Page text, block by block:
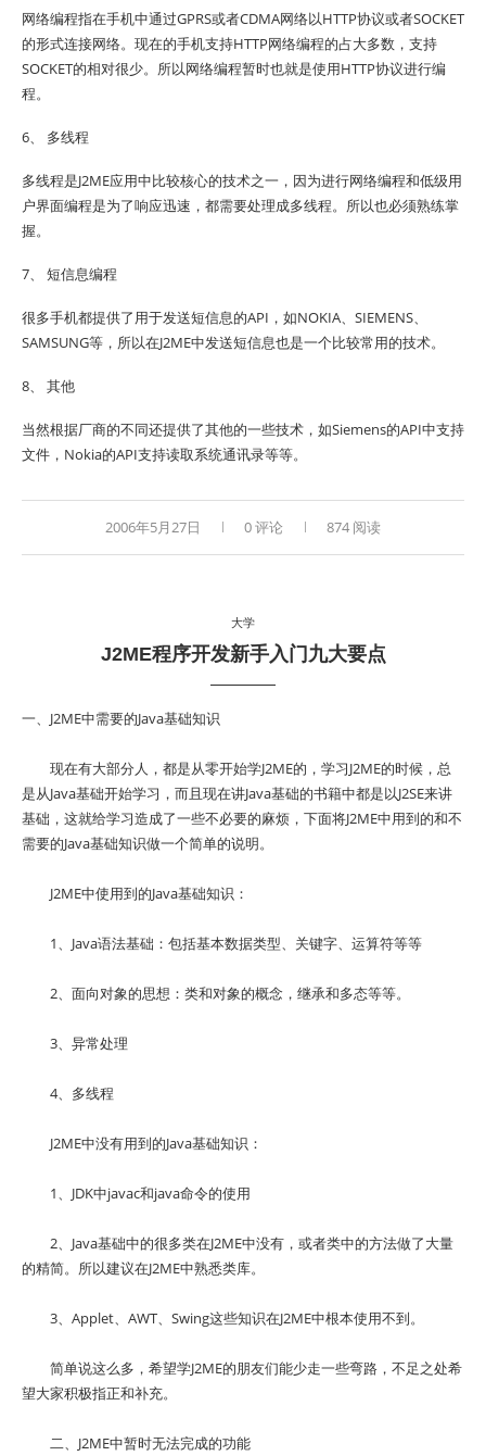
网络编程指在手机中通过GPRS或者CDMA网络以HTTP协议或者SOCKET
的形式连接网络。现在的手机支持HTTP网络编程的占大多数，支持
SOCKET的相对很少。所以网络编程暂时也就是使用HTTP协议进行编
程。
6、 多线程
多线程是J2ME应用中比较核心的技术之一，因为进行网络编程和低级用
户界面编程是为了响应迅速，都需要处理成多线程。所以也必须熟练掌
握。
7、 短信息编程
很多手机都提供了用于发送短信息的API，如NOKIA、SIEMENS、
SAMSUNG等，所以在J2ME中发送短信息也是一个比较常用的技术。
8、 其他
当然根据厂商的不同还提供了其他的一些技术，如Siemens的API中支持
文件，Nokia的API支持读取系统通讯录等等。
2006年5月27日 0 评论 874 阅读
大学
J2ME程序开发新手入门九大要点
一、J2ME中需要的Java基础知识
现在有大部分人，都是从零开始学J2ME的，学习J2ME的时候，总
是从Java基础开始学习，而且现在讲Java基础的书籍中都是以J2SE来讲
基础，这就给学习造成了一些不必要的麻烦，下面将J2ME中用到的和不
需要的Java基础知识做一个简单的说明。
J2ME中使用到的Java基础知识：
1、Java语法基础：包括基本数据类型、关键字、运算符等等
2、面向对象的思想：类和对象的概念，继承和多态等等。
3、异常处理
4、多线程
J2ME中没有用到的Java基础知识：
1、JDK中javac和java命令的使用
2、Java基础中的很多类在J2ME中没有，或者类中的方法做了大量
的精简。所以建议在J2ME中熟悉类库。
3、Applet、AWT、Swing这些知识在J2ME中根本使用不到。
简单说这么多，希望学J2ME的朋友们能少走一些弯路，不足之处希
望大家积极指正和补充。
二、J2ME中暂时无法完成的功能